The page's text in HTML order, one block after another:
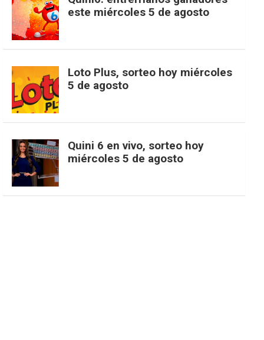
o
k
t
t
e
r
T
b
d
este miércoles 5 de agosto
Loto Plus, sorteo hoy miércoles
5 de agosto
Quini 6 en vivo, sorteo hoy
miércoles 5 de agosto